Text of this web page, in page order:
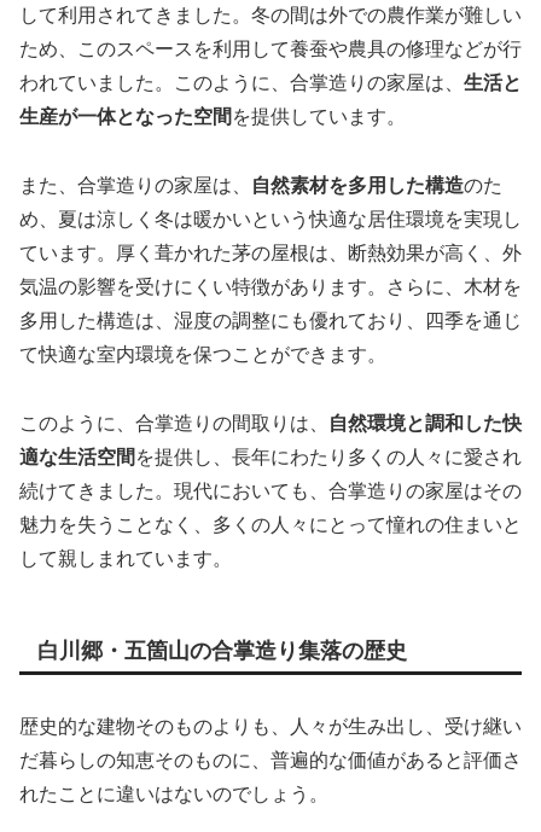
して利用されてきました。冬の間は外での農作業が難しい
ため、このスペースを利用して養蚕や農具の修理などが行
われていました。このように、合掌造りの家屋は、 生活と
生産が一体となった空間 を提供しています。
また、合掌造りの家屋は、 自然素材を多用した構造のた
め、夏は涼しく冬は暖かいという快適な居住環境を実現し
ています。厚く葺かれた茅の屋根は、断熱効果が高く、外
気温の影響を受けにくい特徴があります。さらに、木材を
多用した構造は、湿度の調整にも優れており、四季を通じ
て快適な室内環境を保つことができます。
このように、合掌造りの間取りは、
自然環境と調和した快
適な生活空間 を提供し、長年にわたり多くの人々に愛され
続けてきました。現代においても、合掌造りの家屋はその
魅力を失うことなく、多くの人々にとって憧れの住まいと
して親しまれています。
白川郷・五箇山の合掌造り集落の歴史
歴史的な建物そのものよりも、人々が生み出し、受け継い
だ暮らしの知恵そのものに、普遍的な価値があると評価さ
れたことに違いはないのでしょう。